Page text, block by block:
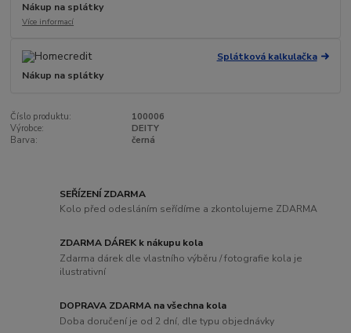
Nákup na splátky
Více informací
Splátková kalkulačka
Nákup na splátky
Číslo produktu:
100006
Výrobce:
DEITY
Barva:
černá
SEŘÍZENÍ ZDARMA
Kolo před odesláním seřídíme a zkontolujeme ZDARMA
ZDARMA DÁREK k nákupu kola
Zdarma dárek dle vlastního výběru / fotografie kola je
ilustrativní
DOPRAVA ZDARMA na všechna kola
Doba doručení je od 2 dní, dle typu objednávky